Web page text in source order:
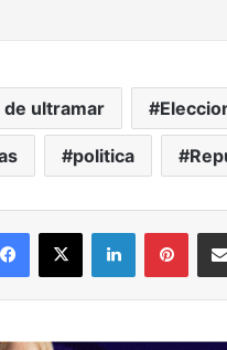
de ultramar
politica
Facebook
X LinkedIn